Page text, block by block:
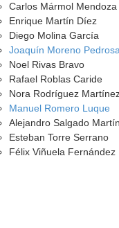
Carlos Mármol Mendoza
Enrique Martín Díez
Diego Molina García
Joaquín Moreno Pedrosa
Noel Rivas Bravo
Rafael Roblas Caride
Nora Rodríguez
Manuel Romero Luque
Alejandro Salgado
Esteban Torre Serrano
Félix Viñuela Fernández